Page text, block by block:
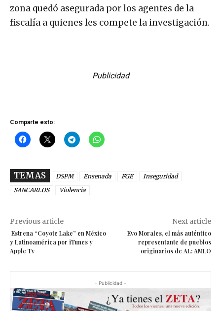
zona quedó asegurada por los agentes de la
fiscalía a quienes les compete la investigación.
Publicidad
Comparte esto:
TEMAS DSPM Ensenada FGE
Inseguridad
SANCARLOS
Violencia
Previous article
Estrena “Coyote Lake” en México
y Latinoamérica por iTunes y
Apple Tv
Next article
Evo Morales, el más auténtico
representante de pueblos
originarios de AL: AMLO
- Publicidad -